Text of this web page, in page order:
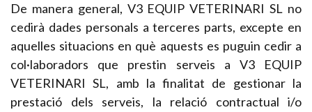
De manera general, V3 EQUIP VETERINARI SL no
cedirà dades personals a terceres parts, excepte en
aquelles situacions en què aquests es puguin cedir a
col·laboradors que prestin serveis a V3 EQUIP
VETERINARI SL, amb la finalitat de gestionar la
prestació dels serveis, la relació contractual i/o